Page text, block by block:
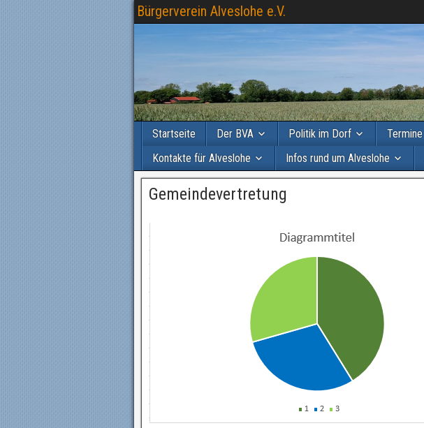
Bürgerverein Alveslohe e.V.
Startseite Der BVA Politik im Dorf Termine
Kontakte für Alveslohe
Infos rund um Alveslohe
Gemeindevertretung